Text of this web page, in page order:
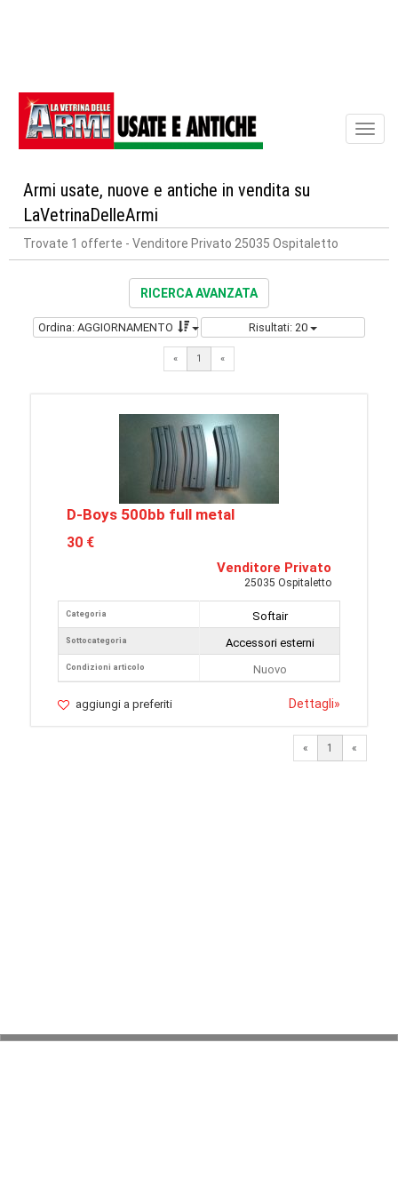
Armi usate, nuove e antiche in vendita su
LaVetrinaDelleArmi
Trovate 1 offerte - Venditore Privato 25035 Ospitaletto
RICERCA AVANZATA
Ordina: AGGIORNAMENTO Risultati: 20
« 1 «
D-Boys 500bb full metal
30 €
Venditore Privato
25035 Ospitaletto
Categoria
Sottocategoria
Condizioni articolo
Softair
Accessori esterni
Nuovo
aggiungi a preferiti Dettagli»
« 1 «